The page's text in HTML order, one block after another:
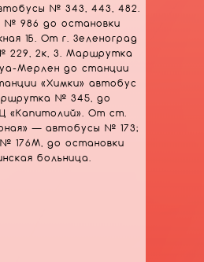
№ 343, 443, 482.
986 до остановки
1Б. От г. Зеленоград
229, 2к, 3. Маршрутка
Мерлен до станции
«Химки» автобус
№ 345, до
«Капитолий». От ст.
— автобусы № 173;
176М, до остановки
больница.